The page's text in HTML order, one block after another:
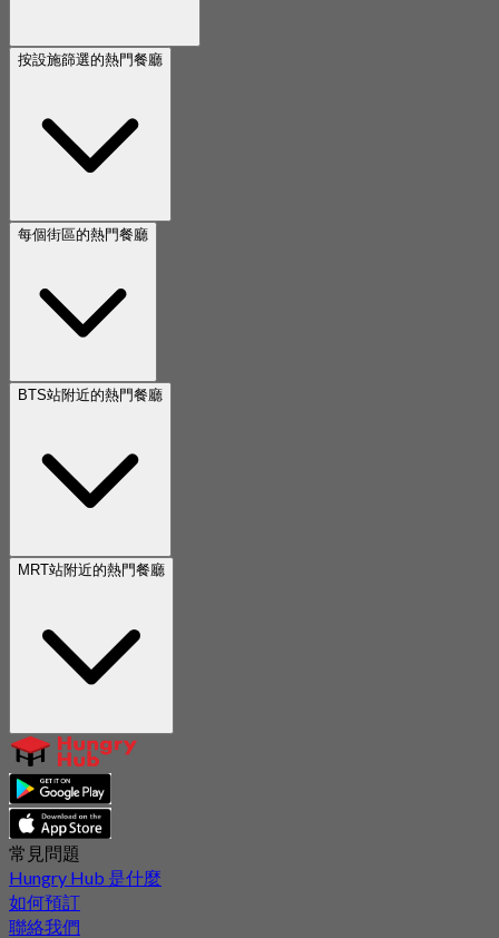
按設施篩選的熱門餐廳
每個街區的熱門餐廳
BTS站附近的熱門餐廳
MRT站附近的熱門餐廳
常見問題
Hungry Hub 是什麼
如何預訂
聯絡我們